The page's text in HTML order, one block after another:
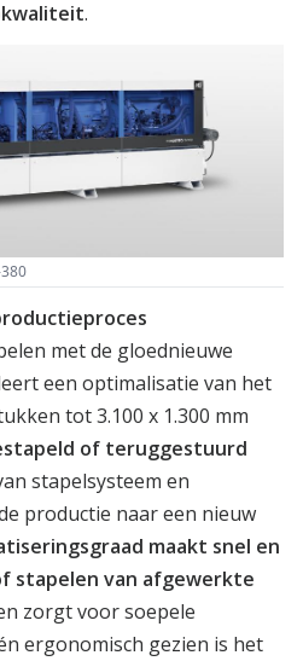
.
met de gloednieuwe
een optimalisatie van het
tot 3.100 x 1.300 mm
of teruggestuurd
stapelsysteem en
productie naar een nieuw
maakt snel en
stapelen van afgewerkte
zorgt voor soepele
ergonomisch gezien is het